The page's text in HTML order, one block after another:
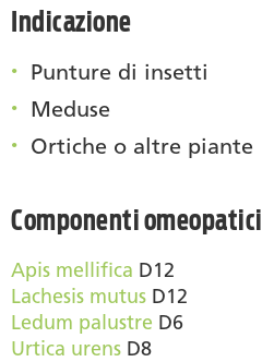
Indicazione
Punture di insetti
Meduse
Ortiche o altre piante
Componenti omeopatici
Apis mellifica D12
Lachesis mutus D12
Ledum palustre D6
Urtica urens D8